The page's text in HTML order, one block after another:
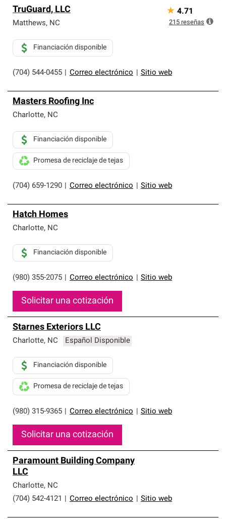
TruGuard, LLC
Matthews, NC
(704) 544-0455 Correo electrónico Sitio web
Financiación disponible
★ 4.71
215 reseñas
Masters Roofing Inc
Charlotte, NC
(704) 659-1290 Correo electrónico Sitio web
Financiación disponible
Promesa de reciclaje de tejas
Hatch Homes
Charlotte, NC
(980) 355-2075 Correo electrónico Sitio web
Financiación disponible
Solicitar una cotización
Starnes Exteriors LLC
Charlotte, NC Español Disponible
(980) 315-9365 Correo electrónico Sitio web
Financiación disponible
Promesa de reciclaje de tejas
Solicitar una cotización
Paramount Building Company
LLC
Charlotte, NC
(704) 542-4121
Correo electrónico Sitio web